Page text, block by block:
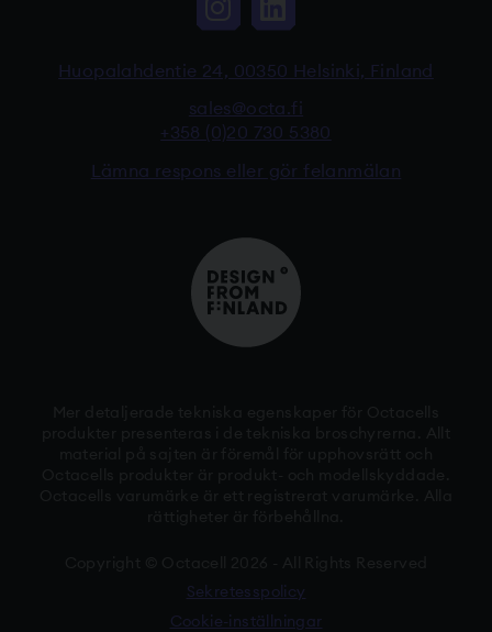
Instagram, Linkki
LinkedIn, Linkki
Huopalahdentie 24, 00350 Helsinki, Finland
sales@octa.fi
+358 (0)20 730 5380
Lämna respons eller gör felanmälan
Sekretesspolicy
Cookie-inställningar